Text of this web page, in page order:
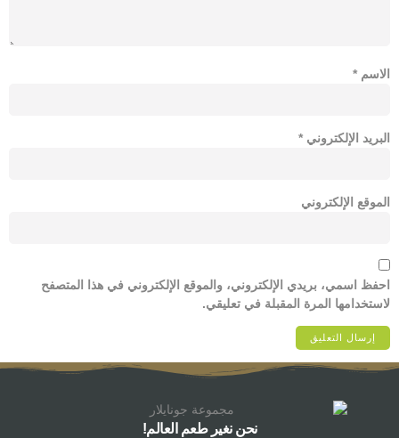
الاسم *
البريد الإلكتروني *
الموقع الإلكتروني
احفظ اسمي، بريدي الإلكتروني، والموقع الإلكتروني في هذا المتصفح
لاستخدامها المرة المقبلة في تعليقي.
نحن نغير طعم العالم!